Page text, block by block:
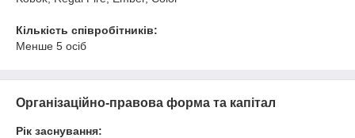
Кількість співробітників:
Менше 5 осіб
Організаційно-правова форма та капітал
Рік заснування: